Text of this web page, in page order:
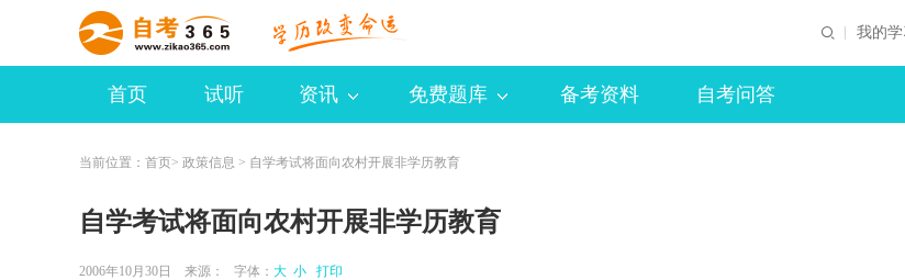
我的学
首页 试听 资讯 免费题库 备考资料 自考问答
当前位置： 首页> 政策信息 > 自学考试将面向农村开展非学历教育
自学考试将面向农村开展非学历教育
2006年10月30日 来源： 字体： 大 小 打印